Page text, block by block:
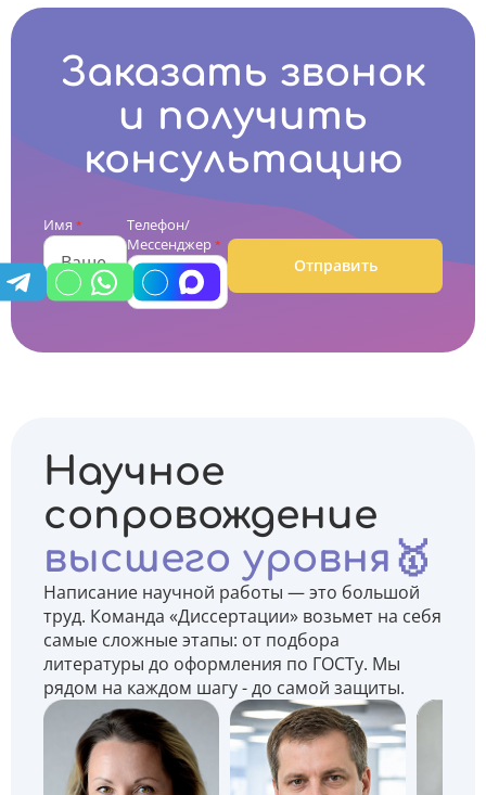
Заказать звонок
и получить
консультацию
Имя *
Телефон/
Мессенджер *
Отправить
Научное
сопровождение
высшего уровня🥇
Написание научной работы — это большой
труд. Команда «Диссертации» возьмет на себя
самые сложные этапы: от подбора
литературы до оформления по ГОСТу. Мы
рядом на каждом шагу - до самой защиты.